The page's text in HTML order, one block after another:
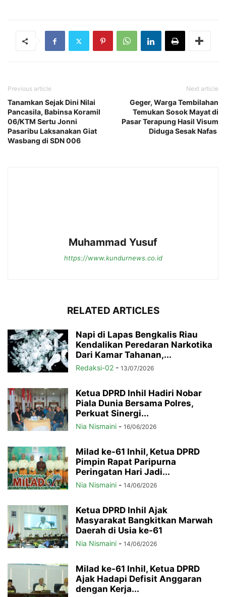
Previous article
Tanamkan Sejak Dini Nilai
Pancasila, Babinsa Koramil
06/KTM Sertu Jonni
Pasaribu Laksanakan Giat
Wasbang di SDN 006
Next article
Geger, Warga Tembilahan
Temukan Sosok Mayat di
Pasar Terapung Hasil Visum
Diduga Sesak Nafas
Muhammad Yusuf
https://www.kundurnews.co.id
RELATED ARTICLES
Napi di Lapas Bengkalis Riau
Kendalikan Peredaran Narkotika
Dari Kamar Tahanan,...
Redaksi-02 - 13/07/2026
Ketua DPRD Inhil Hadiri Nobar
Piala Dunia Bersama Polres,
Perkuat Sinergi...
Nia Nismaini - 16/06/2026
Milad ke-61 Inhil, Ketua DPRD
Pimpin Rapat Paripurna
Peringatan Hari Jadi...
Nia Nismaini - 14/06/2026
Ketua DPRD Inhil Ajak
Masyarakat Bangkitkan Marwah
Daerah di Usia ke-61
Nia Nismaini - 14/06/2026
Milad ke-61 Inhil, Ketua DPRD
Ajak Hadapi Defisit Anggaran
dengan Kerja...